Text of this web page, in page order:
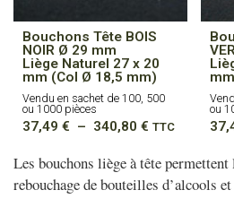
Bouchons Tête BOIS
NOIR Ø 29 mm
Liège Naturel 27 x 20
mm (Col Ø 18,5 mm)
Vendu en sachet de 100, 500
ou 1000 pièces
37,49 € – 340,80 € Plage
37,49 €
à
TTC
ou
Les bouchons liège à tête permettent
rebouchage de bouteilles d’alcools